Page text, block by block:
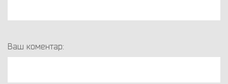
Ваш коментар: